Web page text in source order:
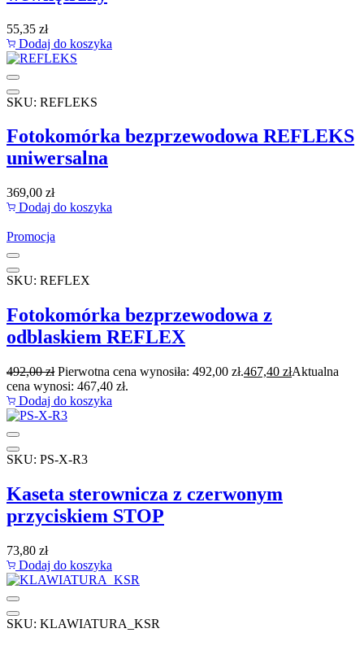
55,35 zł
Dodaj do koszyka
SKU: REFLEKS
Fotokomórka bezprzewodowa REFLEKS
uniwersalna
369,00 zł
Dodaj do koszyka
Promocja
SKU: REFLEX
Fotokomórka bezprzewodowa z
odblaskiem REFLEX
492,00zł Pierwotna cena wynosiła: 492,00 zł.467,40 złAktualna
cena wynosi: 467,40 zł.
Dodaj do koszyka
SKU: PS-X-R3
Kaseta sterownicza z czerwonym
przyciskiem STOP
73,80 zł
Dodaj do koszyka
SKU: KLAWIATURA_KSR